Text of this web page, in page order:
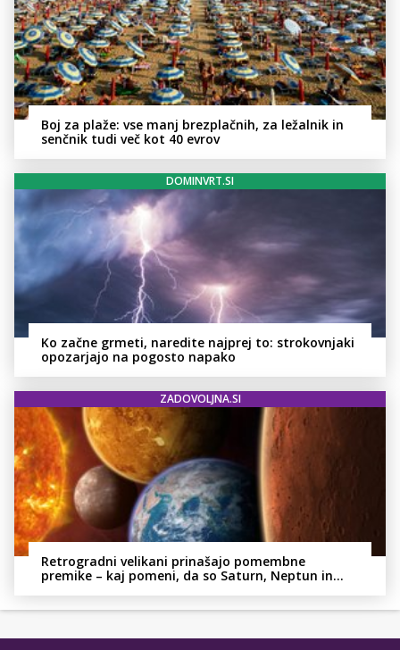
Boj za plaže: vse manj brezplačnih, za ležalnik in
senčnik tudi več kot 40 evrov
DOMINVRT.SI
Ko začne grmeti, naredite najprej to: strokovnjaki
opozarjajo na pogosto napako
ZADOVOLJNA.SI
Retrogradni velikani prinašajo pomembne
premike – kaj pomeni, da so Saturn, Neptun in